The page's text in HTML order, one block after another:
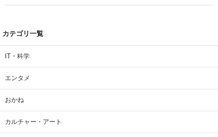
カテゴリ一覧
IT・科学
エンタメ
おかね
カルチャー・アート